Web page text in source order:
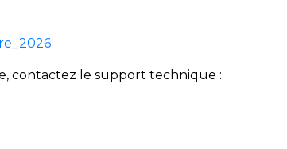
contactez le support technique :